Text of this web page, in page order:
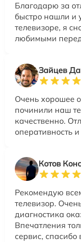
Благодарю за
быстро нашли и
телевизоре, я
любимыми
Зайцев
Очень хорошее
починили наш
качественно.
оперативность
Котов
Рекомендую
телевизор.
диагностика
Впечатления
сервис,